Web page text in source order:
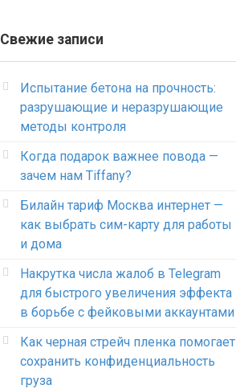
Свежие записи
Испытание бетона на прочность:
разрушающие и неразрушающие
методы контроля
Когда подарок важнее повода —
зачем нам Tiffany?
Билайн тариф Москва интернет —
как выбрать сим-карту для работы
и дома
Накрутка числа жалоб в Telegram
для быстрого увеличения эффекта
в борьбе с фейковыми аккаунтами
Как черная стрейч пленка помогает
сохранить конфиденциальность
груза